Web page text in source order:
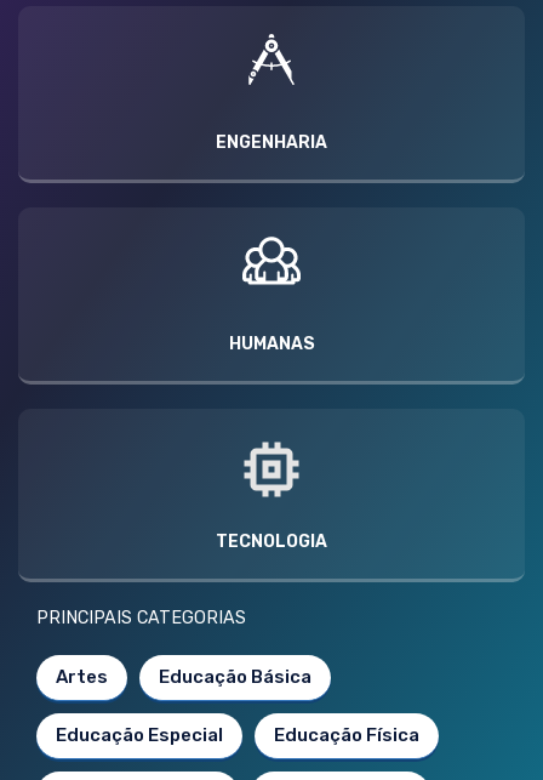
ENGENHARIA
HUMANAS
TECNOLOGIA
PRINCIPAIS CATEGORIAS
Artes Educação Básica
Educação Especial Educação Física